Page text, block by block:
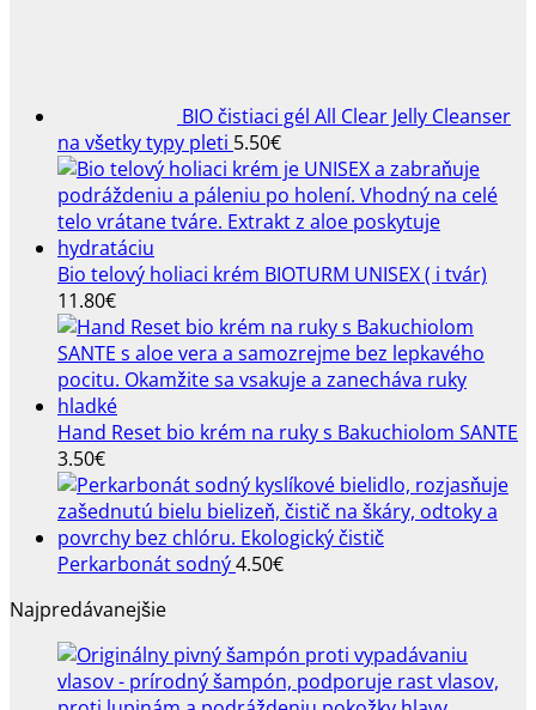
produktu.
BIO čistiaci gél All Clear Jelly Cleanser
na všetky typy pleti 5.50€
Bio telový holiaci krém BIOTURM UNISEX ( i tvár)
11.80€
Hand Reset bio krém na ruky s Bakuchiolom SANTE
3.50€
Perkarbonát sodný4.50€
Najpredávanejšie